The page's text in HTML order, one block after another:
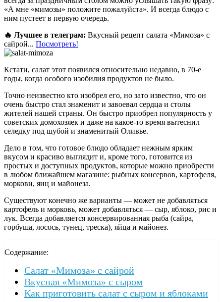
«А мне «мимозы» положите пожалуйста». И всегда блюдо с
ним пустеет в первую очередь.
🔥 Лучшее в телеграм: Вкусный рецепт салата «Мимоза» с
сайрой... Посмотреть!
Кстати, салат этот появился относительно недавно, в 70-е
годы, когда особого изобилия продуктов не было.
Точно неизвестно кто изобрел его, но зато известно, что он
очень быстро стал знаменит и завоевал сердца и столы
жителей нашей страны. Он быстро приобрел популярность у
советских домохозяек и даже на какое-то время вытеснил
селедку под шубой и знаменитый Оливье.
Дело в том, что готовое блюдо обладает нежным ярким
вкусом и красиво выглядит и, кроме того, готовится из
простых и доступных продуктов, которые можно приобрести
в любом ближайшем магазине: рыбных консервов, картофеля,
моркови, яиц и майонеза.
Существуют конечно же варианты — может не добавляться
картофель и морковь, может добавляться — сыр, яблоко, рис и
лук. Всегда добавляется консервированная рыба (сайра,
горбуша, лосось, тунец, треска), яйца и майонез.
Содержание:
Салат «Мимоза» с сайрой
Вкусная «Мимоза» с сыром
Как приготовить салат с сыром и яблоками